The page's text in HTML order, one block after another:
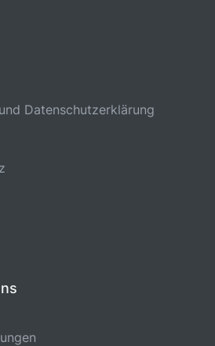
Datenschutzerklärung